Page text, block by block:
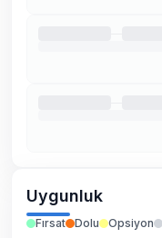
Uygunluk
Fırsat Dolu Opsiyon